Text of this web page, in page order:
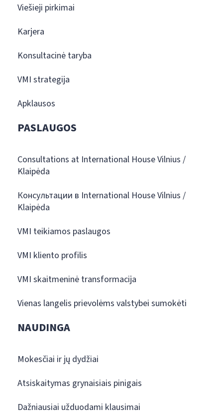
Viešieji pirkimai
Karjera
Konsultacinė taryba
VMI strategija
Apklausos
PASLAUGOS
Consultations at International House Vilnius /
Klaipėda
Консультации в International House Vilnius /
Klaipėda
VMI teikiamos paslaugos
VMI kliento profilis
VMI skaitmeninė transformacija
Vienas langelis prievolėms valstybei sumokėti
NAUDINGA
Mokesčiai ir jų dydžiai
Atsiskaitymas grynaisiais pinigais
Dažniausiai užduodami klausimai